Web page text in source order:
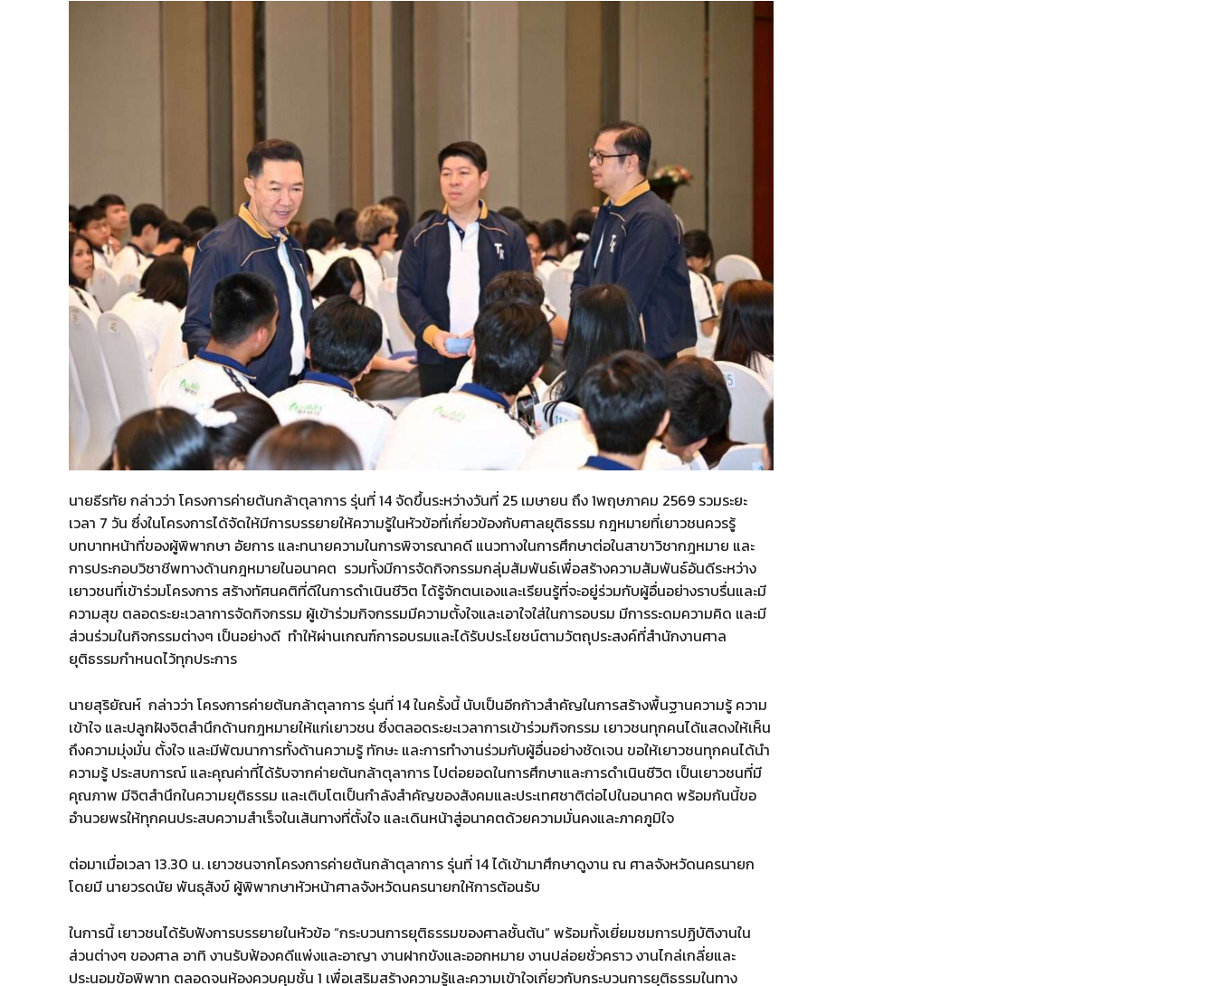
นายธีรทัย กล่าวว่า โครงการค่ายต้นกล้าตุลาการ รุ่นที่ 14 จัดขึ้นระหว่างวันที่ 25 เมษายน ถึง 1พฤษภาคม 2569 รวมระยะ
เวลา 7 วัน ซึ่งในโครงการได้จัดให้มีการบรรยายให้ความรู้ในหัวข้อที่เกี่ยวข้องกับศาลยุติธรรม กฎหมายที่เยาวชนควรรู้
บทบาทหน้าที่ของผู้พิพากษา อัยการ และทนายความในการพิจารณาคดี แนวทางในการศึกษาต่อในสาขาวิชากฎหมาย และ
การประกอบวิชาชีพทางด้านกฎหมายในอนาคต รวมทั้งมีการจัดกิจกรรมกลุ่มสัมพันธ์เพื่อสร้างความสัมพันธ์อันดีระหว่าง
เยาวชนที่เข้าร่วมโครงการ สร้างทัศนคติที่ดีในการดำเนินชีวิต ได้รู้จักตนเองและเรียนรู้ที่จะอยู่ร่วมกับผู้อื่นอย่างราบรื่นและมี
ความสุข ตลอดระยะเวลาการจัดกิจกรรม ผู้เข้าร่วมกิจกรรมมีความตั้งใจและเอาใจใส่ในการอบรม มีการระดมความคิด และมี
ส่วนร่วมในกิจกรรมต่างๆ เป็นอย่างดี ทำให้ผ่านเกณฑ์การอบรมและได้รับประโยชน์ตามวัตถุประสงค์ที่สำนักงานศาล
ยุติธรรมกำหนดไว้ทุกประการ
นายสุริยัณห์ กล่าวว่า โครงการค่ายต้นกล้าตุลาการ รุ่นที่ 14 ในครั้งนี้ นับเป็นอีกก้าวสำคัญในการสร้างพื้นฐานความรู้ ความ
เข้าใจ และปลูกฝังจิตสำนึกด้านกฎหมายให้แก่เยาวชน ซึ่งตลอดระยะเวลาการเข้าร่วมกิจกรรม เยาวชนทุกคนได้แสดงให้เห็น
ถึงความมุ่งมั่น ตั้งใจ และมีพัฒนาการทั้งด้านความรู้ ทักษะ และการทำงานร่วมกับผู้อื่นอย่างชัดเจน ขอให้เยาวชนทุกคนได้นำ
ความรู้ ประสบการณ์ และคุณค่าที่ได้รับจากค่ายต้นกล้าตุลาการ ไปต่อยอดในการศึกษาและการดำเนินชีวิต เป็นเยาวชนที่มี
คุณภาพ มีจิตสำนึกในความยุติธรรม และเติบโตเป็นกำลังสำคัญของสังคมและประเทศชาติต่อไปในอนาคต พร้อมกันนี้ขอ
อำนวยพรให้ทุกคนประสบความสำเร็จในเส้นทางที่ตั้งใจ และเดินหน้าสู่อนาคตด้วยความมั่นคงและภาคภูมิใจ
ต่อมาเมื่อเวลา 13.30 น. เยาวชนจากโครงการค่ายต้นกล้าตุลาการ รุ่นที่ 14 ได้เข้ามาศึกษาดูงาน ณ ศาลจังหวัดนครนายก
โดยมี นายวรดนัย พันธุสังข์ ผู้พิพากษาหัวหน้าศาลจังหวัดนครนายกให้การต้อนรับ
ในการนี้ เยาวชนได้รับฟังการบรรยายในหัวข้อ “กระบวนการยุติธรรมของศาลชั้นต้น” พร้อมทั้งเยี่ยมชมการปฏิบัติงานใน
ส่วนต่างๆ ของศาล อาทิ งานรับฟ้องคดีแพ่งและอาญา งานฝากขังและออกหมาย งานปล่อยชั่วคราว งานไกล่เกลี่ยและ
ประนอมข้อพิพาท ตลอดจนห้องควบคุมชั้น 1 เพื่อเสริมสร้างความรู้และความเข้าใจเกี่ยวกับกระบวนการยุติธรรมในทาง